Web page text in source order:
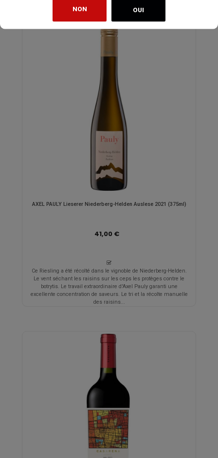
NON OUI
AXEL PAULY Lieserer Niederberg-Helden Auslese 2021 (375ml)
41,00 €
Ce Riesling a été récolté dans le vignoble de Niederberg-Helden.
Le vent séchant les raisins sur les ceps les protèges contre le
botrytis. Le travail extraordinaire d'Axel Pauly garanti une
excellente concentration de saveurs. Le tri et la récolte manuelle
des raisins...